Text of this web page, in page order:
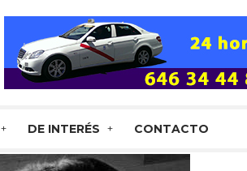
DE INTERÉS CONTACTO